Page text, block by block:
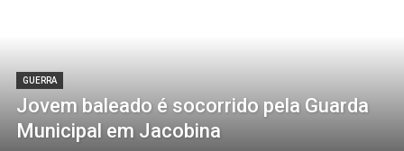
GUERRA
Jovem baleado é socorrido pela Guarda
Municipal em Jacobina